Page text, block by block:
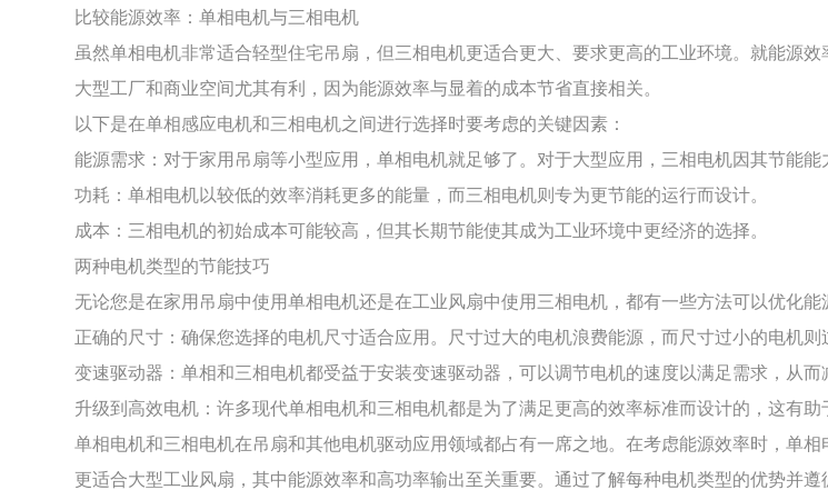
比较能源效率：单相电机与三相电机
虽然单相电机非常适合轻型住宅吊扇，但三相电机更适合更大、要求更高的工业环境。就能源
大型工厂和商业空间尤其有利，因为能源效率与显着的成本节省直接相关。
以下是在单相感应电机和三相电机之间进行选择时要考虑的关键因素：
能源需求：对于家用吊扇等小型应用，单相电机就足够了。对于大型应用，三相电机因其节能能
功耗：单相电机以较低的效率消耗更多的能量，而三相电机则专为更节能的运行而设计。
成本：三相电机的初始成本可能较高，但其长期节能使其成为工业环境中更经济的选择。
两种电机类型的节能技巧
无论您是在家用吊扇中使用单相电机还是在工业风扇中使用三相电机，都有一些方法可以优化能
正确的尺寸：确保您选择的电机尺寸适合应用。尺寸过大的电机浪费能源，而尺寸过小的电机则
变速驱动器：单相和三相电机都受益于安装变速驱动器，可以调节电机的速度以满足需求，从而
升级到高效电机：许多现代单相电机和三相电机都是为了满足更高的效率标准而设计的，这有助
单相电机和三相电机在吊扇和其他电机驱动应用领域都占有一席之地。在考虑能源效率时，单
更适合大型工业风扇，其中能源效率和高功率输出至关重要。通过了解每种电机类型的优势并